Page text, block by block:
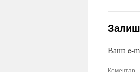
Ваша e-
Коментар